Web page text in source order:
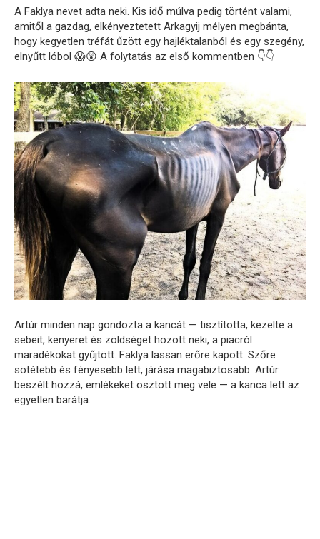
A Faklya nevet adta neki. Kis idő múlva pedig történt valami,
amitől a gazdag, elkényeztetett Arkagyij mélyen megbánta,
hogy kegyetlen tréfát űzött egy hajléktalanból és egy szegény,
elnyűtt lóbol 😱😲 A folytatás az első kommentben 👇👇
Artúr minden nap gondozta a kancát — tisztította, kezelte a
sebeit, kenyeret és zöldséget hozott neki, a piacról
maradékokat gyűjtött. Faklya lassan erőre kapott. Szőre
sötétebb és fényesebb lett, járása magabiztosabb. Artúr
beszélt hozzá, emlékeket osztott meg vele — a kanca lett az
egyetlen barátja.